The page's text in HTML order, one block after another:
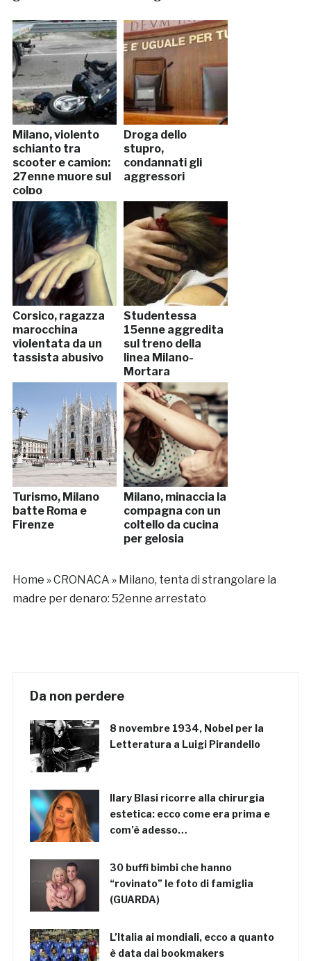
Milano, violento
schianto tra
scooter e camion:
27enne muore sul
colpo
Droga dello
stupro,
condannati gli
aggressori
Corsico, ragazza
marocchina
violentata da un
tassista abusivo
Studentessa
15enne aggredita
sul treno della
linea Milano-
Mortara
Turismo, Milano
batte Roma e
Firenze
Milano, minaccia la
compagna con un
coltello da cucina
per gelosia
Home »CRONACA » Milano, tenta di strangolare la
madre per denaro: 52enne arrestato
Da non perdere
8 novembre 1934, Nobel per la
Letteratura a Luigi Pirandello
Ilary Blasi ricorre alla chirurgia
estetica: ecco come era prima e
com’è adesso…
30 buffi bimbi che hanno
“rovinato” le foto di famiglia
(GUARDA)
L’Italia ai mondiali, ecco a quanto
è data dai bookmakers